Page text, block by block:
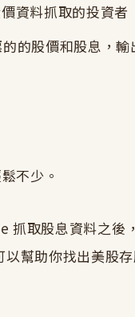
資料抓取的投資者
的股價和股息，
不少。
取股息資料之後
幫助你找出美股